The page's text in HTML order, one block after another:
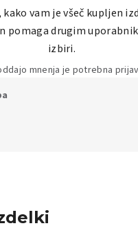
vam je všeč kupljen
pomaga drugim
izbiri.
mnenja je potrebna